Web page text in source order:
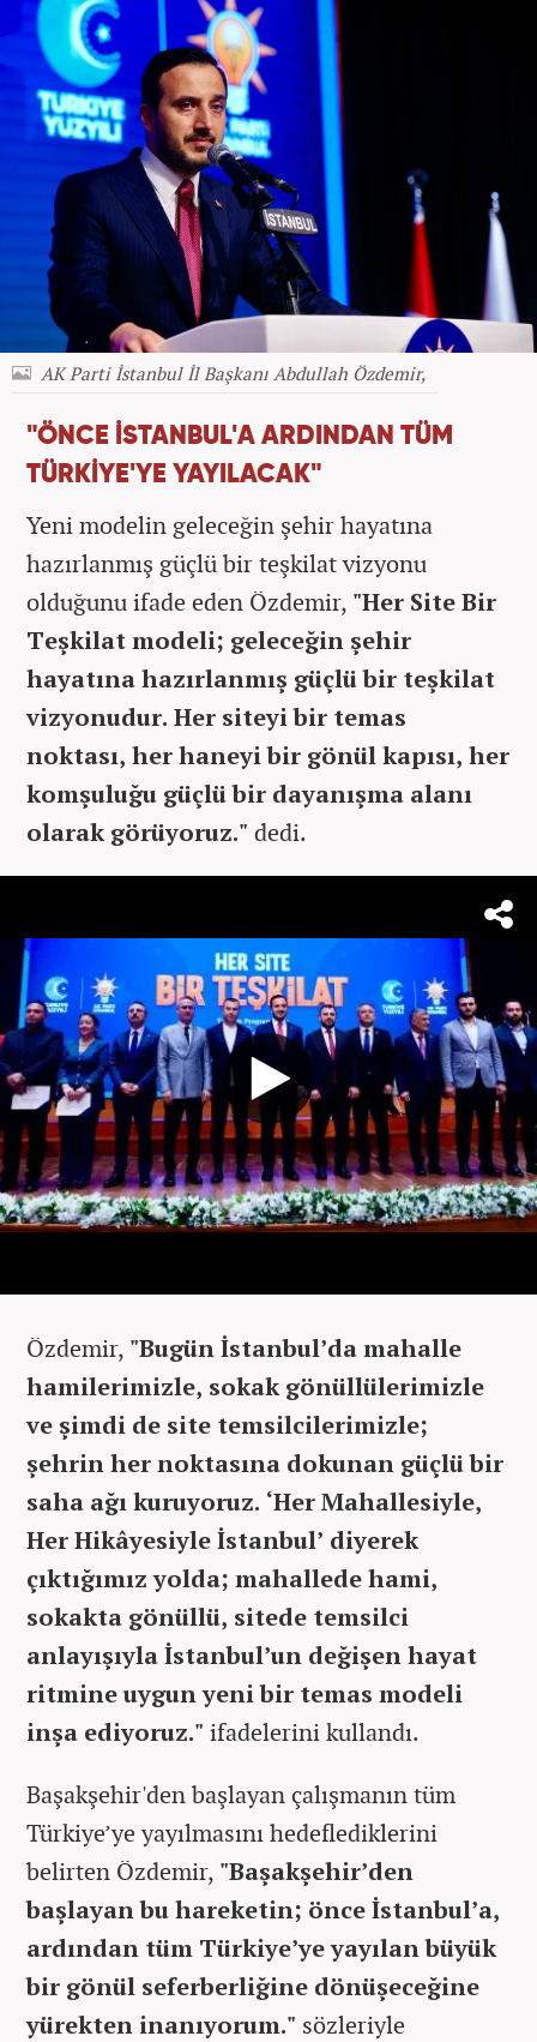
AK Parti İstanbul İl Başkanı Abdullah Özdemir,
"ÖNCE İSTANBUL'A ARDINDAN TÜM
TÜRKİYE'YE YAYILACAK"
Yeni modelin geleceğin şehir hayatına
hazırlanmış güçlü bir teşkilat vizyonu
olduğunu ifade eden Özdemir, "Her Site Bir
Teşkilat modeli; geleceğin şehir
hayatına hazırlanmış güçlü bir teşkilat
vizyonudur. Her siteyi bir temas
noktası, her haneyi bir gönül kapısı, her
komşuluğu güçlü bir dayanışma alanı
olarak görüyoruz." dedi.
Özdemir, "Bugün İstanbul’da mahalle
hamilerimizle, sokak gönüllülerimizle
ve şimdi de site temsilcilerimizle;
şehrin her noktasına dokunan güçlü bir
saha ağı kuruyoruz. ‘Her Mahallesiyle,
Her Hikâyesiyle İstanbul’ diyerek
çıktığımız yolda; mahallede hami,
sokakta gönüllü, sitede temsilci
anlayışıyla İstanbul’un değişen hayat
ritmine uygun yeni bir temas modeli
inşa ediyoruz." ifadelerini kullandı.
Başakşehir'den başlayan çalışmanın tüm
Türkiye’ye yayılmasını hedeflediklerini
belirten Özdemir, "Başakşehir’den
başlayan bu hareketin; önce İstanbul’a,
ardından tüm Türkiye’ye yayılan büyük
bir gönül seferberliğine dönüşeceğine
yürekten inanıyorum." sözleriyle